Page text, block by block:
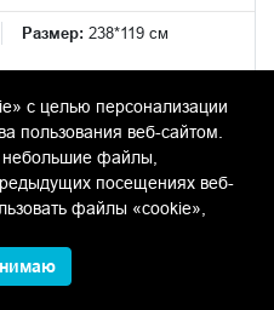
Размер: 238*119 см
По наличию в остатках
с целью персонализации
пользования веб-сайтом.
небольшие файлы,
посещениях веб-
файлы «cookie»,